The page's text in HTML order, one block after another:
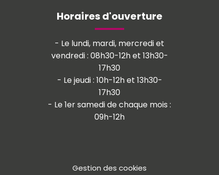
Horaires d'ouverture
- Le lundi, mardi, mercredi et
vendredi : 08h30-12h et 13h30-
17h30
- Le jeudi : 10h-12h et 13h30-
17h30
- Le 1er samedi de chaque mois :
09h-12h
Gestion des cookies